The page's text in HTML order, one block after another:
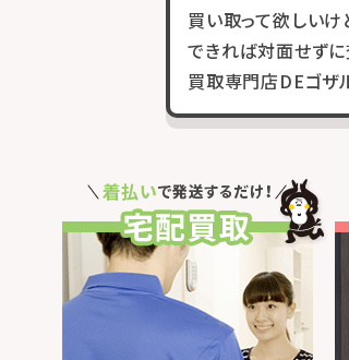
買い取って欲しいけ
できれば対面せずに
買取専門店DEゴザ